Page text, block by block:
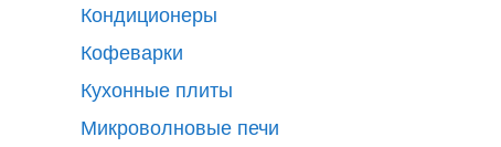
Кондиционеры
Кофеварки
Кухонные плиты
Микроволновые печи